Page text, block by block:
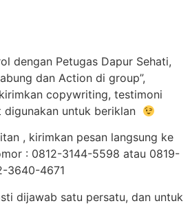
dengan Petugas Dapur Sehati,
dan Action di group”,
copywriting, testimoni
untuk beriklan
, kirimkan pesan langsung ke
: 0812-3144-5598 atau 0819-
3640-4671
dijawab satu persatu, dan untuk